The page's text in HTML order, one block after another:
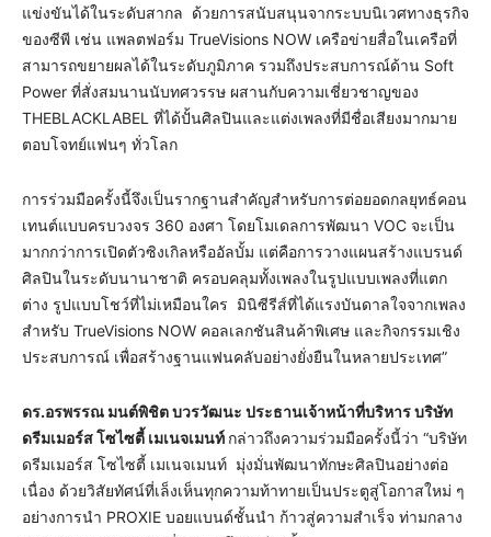
แข่งขันได้ในระดับสากล ด้วยการสนับสนุนจากระบบนิเวศทางธุรกิจ
ของซีพี เช่น แพลตฟอร์ม TrueVisions NOW เครือข่ายสื่อในเครือที่
สามารถขยายผลได้ในระดับภูมิภาค รวมถึงประสบการณ์ด้าน Soft
Power ที่สั่งสมนานนับทศวรรษ ผสานกับความเชี่ยวชาญของ
THEBLACKLABEL ที่ได้ปั้นศิลปินและแต่งเพลงที่มีชื่อเสียงมากมาย
ตอบโจทย์แฟนๆ ทั่วโลก
การร่วมมือครั้งนี้จึงเป็นรากฐานสำคัญสำหรับการต่อยอดกลยุทธ์คอน
เทนต์แบบครบวงจร 360 องศา โดยโมเดลการพัฒนา VOC จะเป็น
มากกว่าการเปิดตัวซิงเกิลหรืออัลบั้ม แต่คือการวางแผนสร้างแบรนด์
ศิลปินในระดับนานาชาติ ครอบคลุมทั้งเพลงในรูปแบบเพลงที่แตก
ต่าง รูปแบบโชว์ที่ไม่เหมือนใคร มินิซีรีส์ที่ได้แรงบันดาลใจจากเพลง
สำหรับ TrueVisions NOW คอลเลกชันสินค้าพิเศษ และกิจกรรมเชิง
ประสบการณ์ เพื่อสร้างฐานแฟนคลับอย่างยั่งยืนในหลายประเทศ”
ดร.อรพรรณ มนต์พิชิต บวรวัฒนะ ประธานเจ้าหน้าที่บริหาร บริษัท
ดรีมเมอร์ส โซไซตี้ เมเนจเมนท์ กล่าวถึงความร่วมมือครั้งนี้ว่า “บริษัท
ดรีมเมอร์ส โซไซตี้ เมเนจเมนท์ มุ่งมั่นพัฒนาทักษะศิลปินอย่างต่อ
เนื่อง ด้วยวิสัยทัศน์ที่เล็งเห็นทุกความท้าทายเป็นประตูสู่โอกาสใหม่ ๆ
อย่างการนำ PROXIE บอยแบนด์ชั้นนำ ก้าวสู่ความสำเร็จ ท่ามกลาง